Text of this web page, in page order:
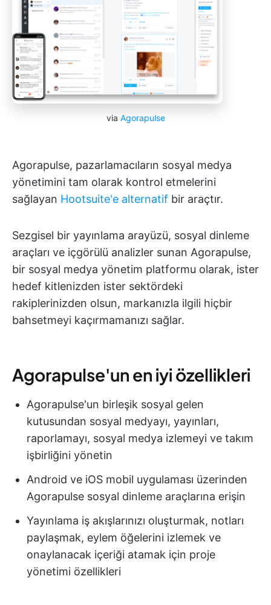
via Agorapulse
Agorapulse, pazarlamacıların sosyal medya
yönetimini tam olarak kontrol etmelerini
sağlayan Hootsuite'e alternatif bir araçtır.
Sezgisel bir yayınlama arayüzü, sosyal dinleme
araçları ve içgörülü analizler sunan Agorapulse,
bir sosyal medya yönetim platformu olarak, ister
hedef kitlenizden ister sektördeki
rakiplerinizden olsun, markanızla ilgili hiçbir
bahsetmeyi kaçırmamanızı sağlar.
Agorapulse'un en iyi özellikleri
Agorapulse'un birleşik sosyal gelen
kutusundan sosyal medyayı, yayınları,
raporlamayı, sosyal medya izlemeyi ve takım
işbirliğini yönetin
Android ve iOS mobil uygulaması üzerinden
Agorapulse sosyal dinleme araçlarına erişin
Yayınlama iş akışlarınızı oluşturmak, notları
paylaşmak, eylem öğelerini izlemek ve
onaylanacak içeriği atamak için proje
yönetimi özellikleri